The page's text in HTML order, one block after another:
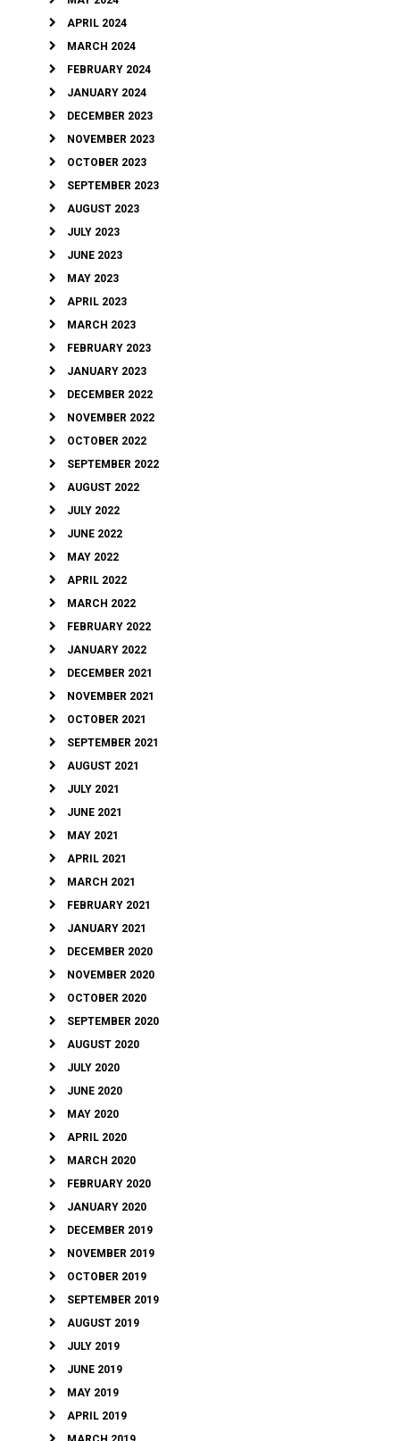
APRIL 2024
MARCH 2024
FEBRUARY 2024
JANUARY 2024
DECEMBER 2023
NOVEMBER 2023
OCTOBER 2023
SEPTEMBER 2023
AUGUST 2023
JULY 2023
JUNE 2023
MAY 2023
APRIL 2023
MARCH 2023
FEBRUARY 2023
JANUARY 2023
DECEMBER 2022
NOVEMBER 2022
OCTOBER 2022
SEPTEMBER 2022
AUGUST 2022
JULY 2022
JUNE 2022
MAY 2022
APRIL 2022
MARCH 2022
FEBRUARY 2022
JANUARY 2022
DECEMBER 2021
NOVEMBER 2021
OCTOBER 2021
SEPTEMBER 2021
AUGUST 2021
JULY 2021
JUNE 2021
MAY 2021
APRIL 2021
MARCH 2021
FEBRUARY 2021
JANUARY 2021
DECEMBER 2020
NOVEMBER 2020
OCTOBER 2020
SEPTEMBER 2020
AUGUST 2020
JULY 2020
JUNE 2020
MAY 2020
APRIL 2020
MARCH 2020
FEBRUARY 2020
JANUARY 2020
DECEMBER 2019
NOVEMBER 2019
OCTOBER 2019
SEPTEMBER 2019
AUGUST 2019
JULY 2019
JUNE 2019
MAY 2019
APRIL 2019